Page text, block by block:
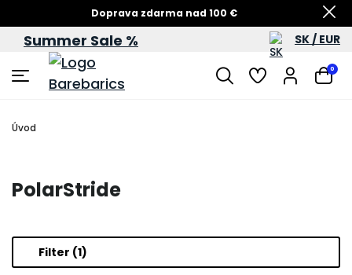
Doprava zdarma nad 100 €
Summer Sale – zľavy až do 60 %
Summer Sale % SK / EUR
0
Úvod
PolarStride
Filter (1)